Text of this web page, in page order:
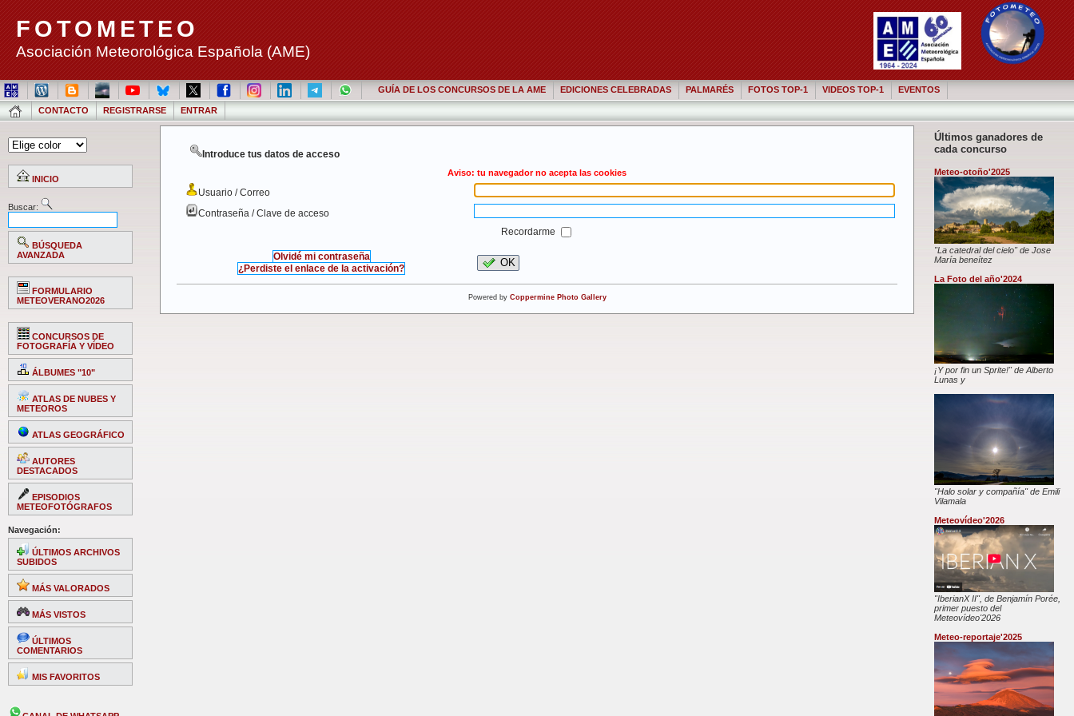
FOTOMETEO
Asociación Meteorológica Española (AME)
GUÍA DE LOS CONCURSOS DE LA AME EDICIONES CELEBRADAS PALMARÉS FOTOS TOP-1 VIDEOS TOP-1 EVENTOS
CONTACTO REGISTRARSE ENTRAR
INICIO
Buscar:
BÚSQUEDA
AVANZADA
FORMULARIO
METEOVERANO2026
CONCURSOS DE
FOTOGRAFÍA Y VÍDEO
ÁLBUMES "10"
ATLAS DE NUBES Y
METEOROS
ATLAS GEOGRÁFICO
AUTORES
DESTACADOS
EPISODIOS
METEOFOTÓGRAFOS
Navegación:
ÚLTIMOS ARCHIVOS
SUBIDOS
MÁS VALORADOS
MÁS VISTOS
ÚLTIMOS
COMENTARIOS
MIS FAVORITOS
Últimos ganadores de
cada concurso
Meteo-otoño'2025
"La catedral del cielo" de Jose
María beneítez
La Foto del año'2024
¡Y por fin un Sprite!" de Alberto
Lunas y
"Halo solar y compañía" de Emili
Vilamala
Meteovídeo'2026
"IberianX II", de Benjamín Porée,
primer puesto del
Meteovídeo'2026
Meteo-reportaje'2025
Introduce tus datos de acceso
Aviso: tu navegador no acepta las cookies
Usuario / Correo
Contraseña / Clave de acceso
Recordarme
Olvidé mi contraseña
¿Perdiste el enlace de la activación?
OK
Powered by Coppermine Photo Gallery